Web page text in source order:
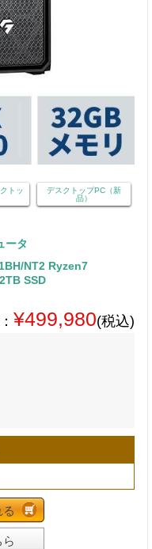
トッ
デスクトップPC（新
品）
ータ
NT2 Ryzen7
SSD
¥499,980(税込)
る